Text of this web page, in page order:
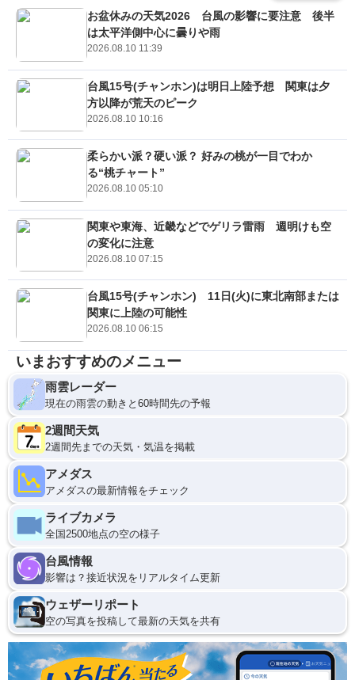
お盆休みの天気2026 台風の影響に要注意 後半
は太平洋側中心に曇りや雨
2026.08.10 11:39
台風15号(チャンホン)は明日上陸予想 関東は夕
方以降が荒天のピーク
2026.08.10 10:16
柔らかい派？硬い派？ 好みの桃が一目でわか
る“桃チャート”
2026.08.10 05:10
関東や東海、近畿などでゲリラ雷雨 週明けも空
の変化に注意
2026.08.10 07:15
台風15号(チャンホン) 11日(火)に東北南部または
関東に上陸の可能性
2026.08.10 06:15
いまおすすめのメニュー
雨雲レーダー
現在の雨雲の動きと60時間先の予報
2週間天気
2週間先までの天気・気温を掲載
アメダス
アメダスの最新情報をチェック
ライブカメラ
全国2500地点の空の様子
台風情報
影響は？接近状況をリアルタイム更新
ウェザーリポート
空の写真を投稿して最新の天気を共有